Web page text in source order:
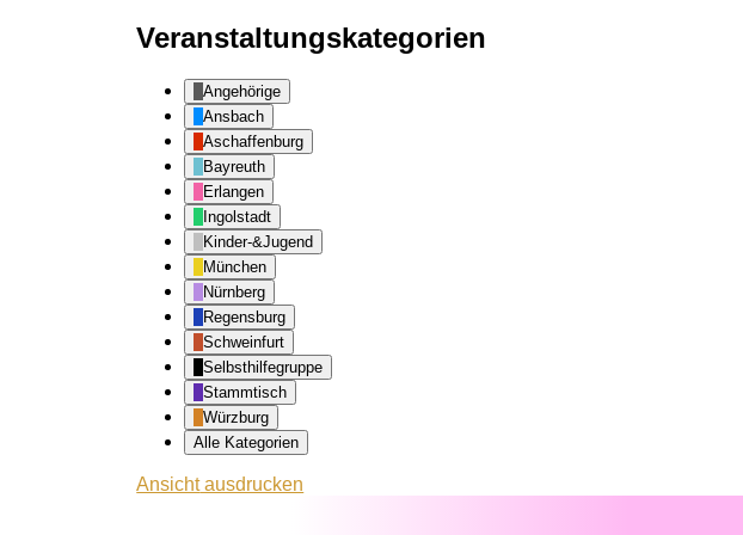
Veranstaltungskategorien
Angehörige
Ansbach
Aschaffenburg
Bayreuth
Erlangen
Ingolstadt
Kinder-&Jugend
München
Nürnberg
Regensburg
Schweinfurt
Selbsthilfegruppe
Stammtisch
Würzburg
Alle Kategorien
Ansichtausdrucken